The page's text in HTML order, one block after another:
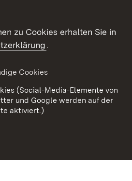
Barrierefreiheit
Cookies
zu Cookies erhalten Sie in
.
Cookies
(Social-Media-Elemente von
und Google werden auf der
aktiviert.)